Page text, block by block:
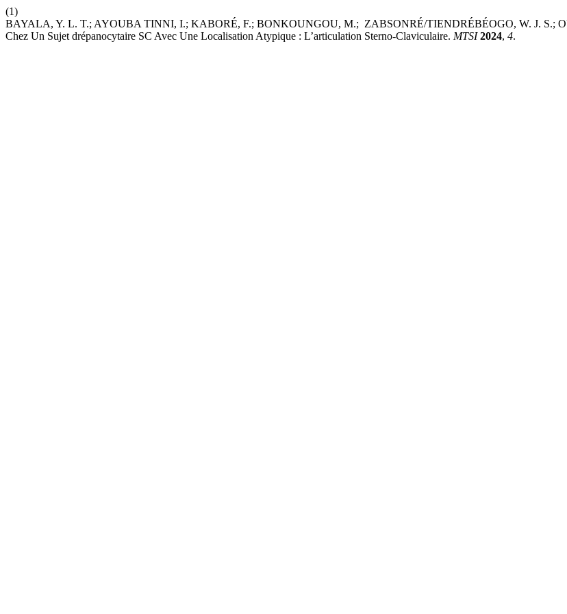
(1)
BAYALA, Y. L. T.; AYOUBA TINNI, I.; KABORÉ, F.; BONKOUNGOU, M.; ZABSONRÉ/TIENDRÉBÉOGO, W. J. S.;
Chez Un Sujet drépanocytaire SC Avec Une Localisation Atypique : L’articulation Sterno-Claviculaire. MTSI 2024, 4.